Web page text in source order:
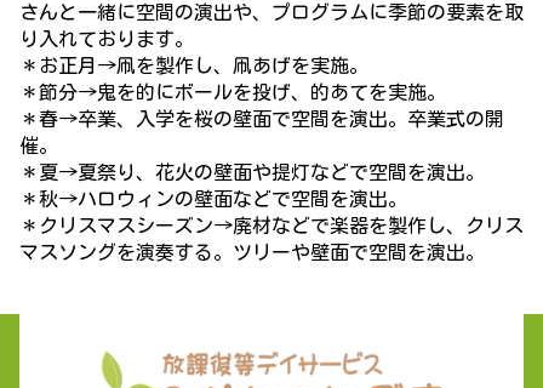
さんと一緒に空間の演出や、プログラムに季節の要素を取
り入れております。
＊お正月→凧を製作し、凧あげを実施。
＊節分→鬼を的にボールを投げ、的あてを実施。
＊春→卒業、入学を桜の壁面で空間を演出。卒業式の開
催。
＊夏→夏祭り、花火の壁面や提灯などで空間を演出。
＊秋→ハロウィンの壁面などで空間を演出。
＊クリスマスシーズン→廃材などで楽器を製作し、クリス
マスソングを演奏する。ツリーや壁面で空間を演出。